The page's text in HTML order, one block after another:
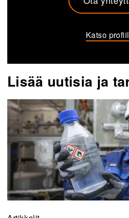
Katso
Lisää uutisia ja